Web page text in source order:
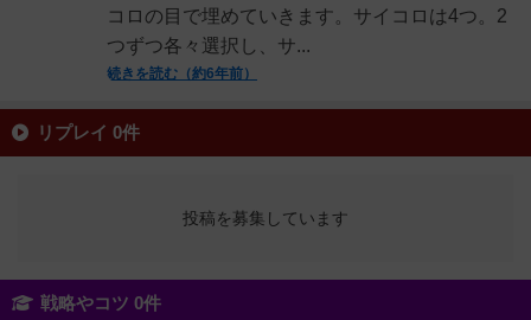
コロの目で埋めていきます。サイコロは4つ。2
つずつ各々選択し、サ...
続きを読む（約6年前）
リプレイ 0件
投稿を募集しています
戦略やコツ 0件